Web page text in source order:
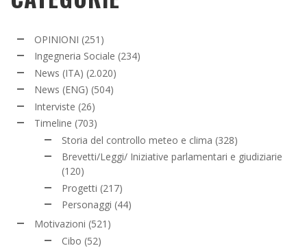
OPINIONI (251)
Ingegneria Sociale (234)
News (ITA) (2.020)
News (ENG) (504)
Interviste (26)
Timeline (703)
Storia del controllo meteo e clima (328)
Brevetti/Leggi/ Iniziative parlamentari e giudiziarie
(120)
Progetti (217)
Personaggi (44)
Motivazioni (521)
Cibo (52)